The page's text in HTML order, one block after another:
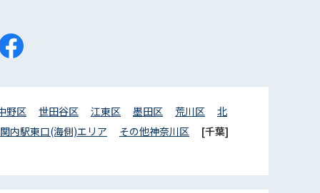
野区 世田谷区 江東区 墨田区 荒川区
北
関内駅東口(海側)エリア その他神奈川区
[千葉]